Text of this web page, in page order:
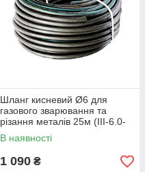
Шланг кисневий Ø6 для
газового зварювання та
різання металів 25м (III-6.0-
2.0 ДСТУ9356-75 Украина)
(6-25М)
В наявності
1 090 ₴